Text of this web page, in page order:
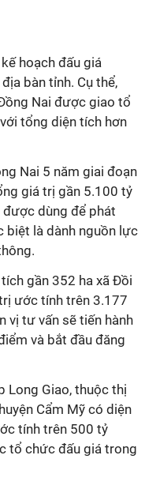
hoạch đấu giá
bàn tỉnh. Cụ thể,
Nai được giao tổ
tổng diện tích hơn
Nai 5 năm giai đoạn
giá trị gần 5.100 tỷ
dùng để phát
biệt là dành nguồn lực
gần 352 ha xã Đồi
ước tính trên 3.177
vị tư vấn sẽ tiến hành
và bắt đầu đăng
Long Giao, thuộc thị
Cẩm Mỹ có diện
tính trên 500 tỷ
tổ chức đấu giá trong